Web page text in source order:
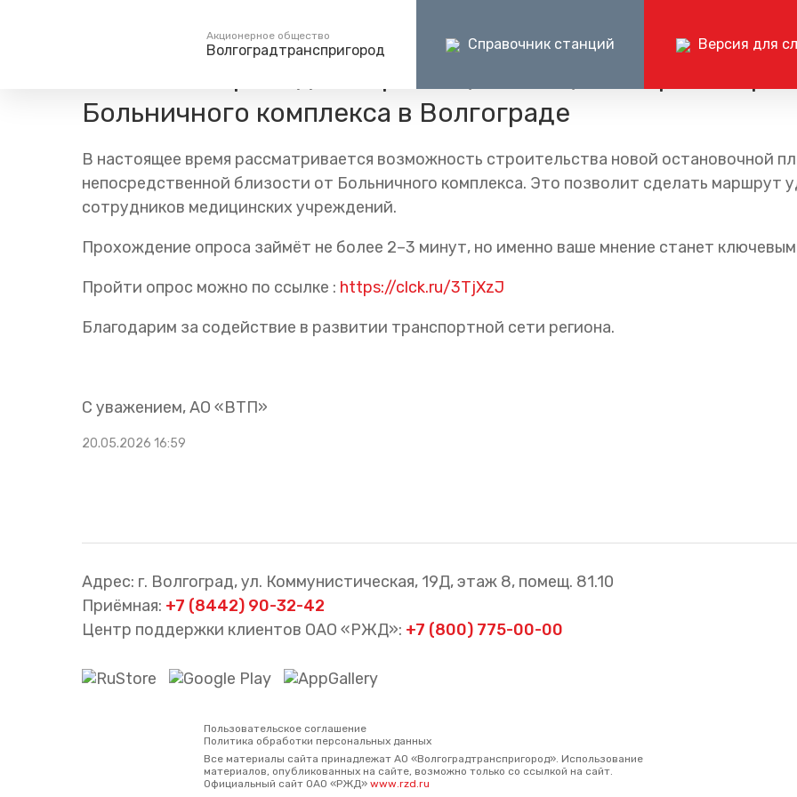
Акционерное общество
Волгоградтранспригород Справочник станций Версия для
Пассажирам
Режим работы билетных
касс
Тарифы и льготы
Абонементные билеты
Схема обращения
пригородных поездов
Мобильное приложение
Туризм
Групповые маршруты
Пресс-центр
Частые вопросы
Годовые
отчёты
Единый номер вызова экстренных служб
112
Центр поддержки клиентов ОАО «РЖД»
+7 (800) 775-00-00
Пресс-центр Блог компании Новости
Больничного комплекса в Волгограде
В настоящее время рассматривается возможность строительства новой остановочной
непосредственной близости от Больничного комплекса. Это позволит сделать маршрут
сотрудников медицинских учреждений.
Прохождение опроса займёт не более 2–3 минут, но именно ваше мнение станет
Пройти опрос можно по ссылке : https://clck.ru/3TjXzJ
Благодарим за содействие в развитии транспортной сети региона.
С уважением, АО «ВТП»
20.05.2026 16:59
Адрес: г. Волгоград, ул. Коммунистическая, 19Д, этаж 8, помещ. 81.10
Приёмная: +7 (8442) 90-32-42
Центр поддержки клиентов ОАО «РЖД»: +7 (800) 775-00-00
Пользовательское соглашение
Политика обработки персональных данных
Все материалы сайта принадлежат АО «Волгоградтранспригород». Использование
материалов, опубликованных на сайте, возможно только со ссылкой на сайт.
Официальный сайт ОАО «РЖД» www.rzd.ru